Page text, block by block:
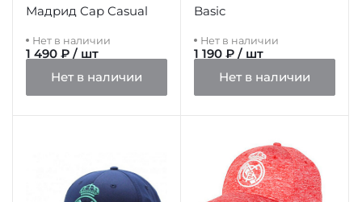
Мадрид Cap Casual
Нет в наличии
1 490 ₽ / шт
Нет в наличии
Basic
Нет в наличии
1 190 ₽ / шт
Нет в наличии